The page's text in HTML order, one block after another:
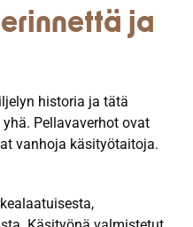
ja
historia ja tätä
Pellavaverhot ovat
vanhoja käsityötaitoja.